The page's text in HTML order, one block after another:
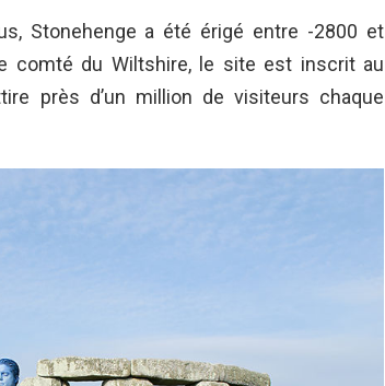
Stonehenge a été érigé entre -2800 et
comté du Wiltshire, le site est inscrit au
près d’un million de visiteurs chaque